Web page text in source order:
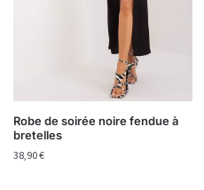
Robe de soirée noire fendue à
bretelles
38,90€